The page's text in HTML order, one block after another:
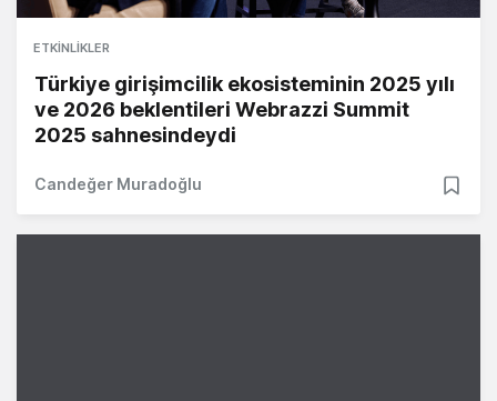
ETKINLIKLER
Türkiye girişimcilik ekosisteminin 2025 yılı
ve 2026 beklentileri Webrazzi Summit
2025 sahnesindeydi
Candeğer Muradoğlu